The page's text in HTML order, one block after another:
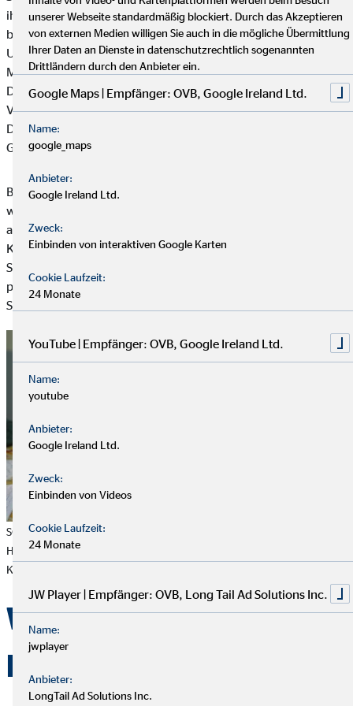
ihre Familien eingegliedert werden können, wird eine
bestmögliche und langfristige Alternative in einem vertrauten
Umfeld gesucht. Zum Programm des SOS-Kinderdorf
Madagaskar gehört es zudem, die Familien selbst zu stärken.
Dazu wurden Elternschulen etabliert, Beratungsstellen, soziale
Vereinigungen sowie Wasser- und Sanitärstellen eingerichtet.
Darüber hinaus werden schulische Betreuung und
Gesundheitsdienste angeboten.
Besonders wichtig ist die Bildung der Kinder in Anbetracht der
wirtschaftlichen Lage in Madagaskar. Jedes Kind hat ein Recht
auf eine hochwertige Bildung und dafür setzt sich SOS-
Kinderdörfer ein. Es gibt speziellen Förderunterricht und auch
Schulstipendien. Für jedes Kind wird psychologische und
pädagogische Unterstützung sowie eine Kostenübernahme für
Schulmaterialen bereitgestellt.
SOS-Kinderdorf Madagaskar: Geschwister sitzen gemeinsam an ihren
Hausaufgaben; die ältere Schwester hilft ihrem Bruder, Copyright SOS-
Kinderdörfer weltweit/Gernot Aschoff [Fotograf]
Weitere Hilfe in
Madagaskar nötig
unserer Webseite standardmäßig blockiert. Durch das Akzeptieren
von externen Medien willigen Sie auch in die mögliche Übermittlung
Ihrer Daten an Dienste in datenschutzrechtlich sogenannten
Drittländern durch den Anbieter ein.
Google Maps | Empfänger: OVB, Google Ireland Ltd.
Name:
google_maps
Anbieter:
Google Ireland Ltd.
Zweck:
Einbinden von interaktiven Google Karten
Cookie Laufzeit:
24 Monate
YouTube | Empfänger: OVB, Google Ireland Ltd.
Name:
youtube
Anbieter:
Google Ireland Ltd.
Zweck:
Einbinden von Videos
Cookie Laufzeit:
24 Monate
JW Player | Empfänger: OVB, Long Tail Ad Solutions Inc.
Name:
jwplayer
Anbieter:
LongTail Ad Solutions Inc.